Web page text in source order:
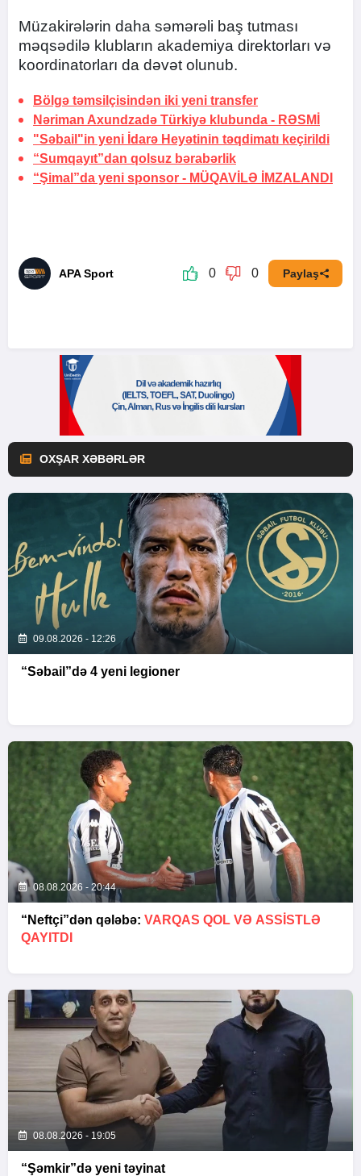
Müzakirələrin daha səmərəli baş tutması
məqsədilə klubların akademiya direktorları və
koordinatorları da dəvət olunub.
Bölgə təmsilçisindən iki yeni transfer
Nəriman Axundzadə Türkiyə klubunda - RƏSMİ
"Səbail"in yeni İdarə Heyətinin təqdimatı keçirildi
“Sumqayıt”dan qolsuz bərabərlik
“Şimal”da yeni sponsor - MÜQAVİLƏ İMZALANDI
APA Sport 0 0 Paylaş
OXŞAR XƏBƏRLƏR
09.08.2026 - 12:26
“Səbail”də 4 yeni legioner
08.08.2026 - 20:44
“Neftçi”dən qələbə: VARQAS QOL VƏ ASSİSTLƏ
QAYITDI
08.08.2026 - 19:05
“Şəmkir”də yeni təyinat